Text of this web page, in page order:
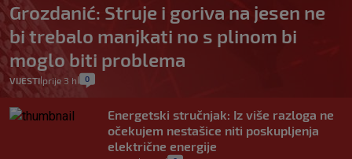
Grozdanić: Struje i goriva na jesen ne
bi trebalo manjkati no s plinom bi
moglo biti problema
VIJESTI prije 3 h 0
Energetski stručnjak: Iz više razloga ne
očekujem nestašice niti poskupljenja
električne energije